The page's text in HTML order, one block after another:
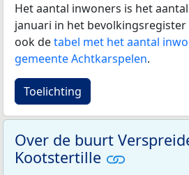
Het aantal inwoners is het
januari in het bevolkingsregister
ook detabel met het aantal
gemeente Achtkarspelen.
Toelichting
Over de buurt
Kootstertille